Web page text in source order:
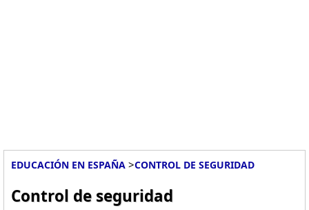
EDUCACIÓN EN ESPAÑA >CONTROL DE SEGURIDAD
Control de seguridad